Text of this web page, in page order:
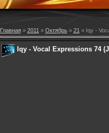
Главная» 2011 » Октябрь » 21 » Iqy -
Iqy - Vocal Expressions 74